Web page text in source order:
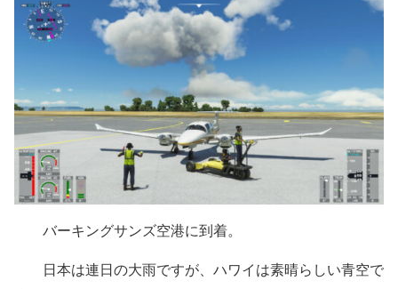
バーキングサンズ空港に到着。
日本は連日の大雨ですが、ハワイは素晴らしい青空で